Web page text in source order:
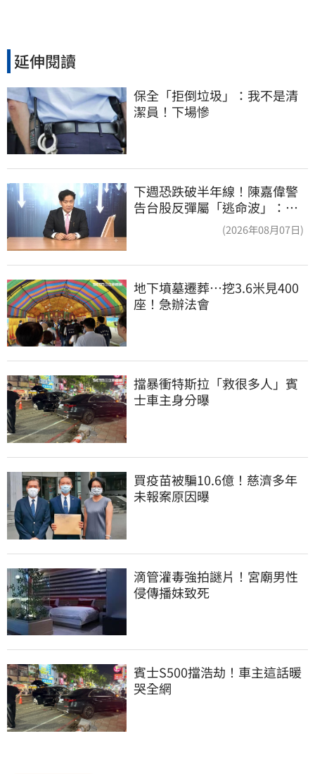
延伸閱讀
保全「拒倒垃圾」：我不是清
潔員！下場慘
下週恐跌破半年線！陳嘉偉警
告台股反彈屬「逃命波」：空
(2026年08月07日)
地下墳墓遷葬…挖3.6米見400
座！急辦法會
擋暴衝特斯拉「救很多人」賓
士車主身分曝
買疫苗被騙10.6億！慈濟多年
未報案原因曝
滴管灌毒強拍謎片！宮廟男性
侵傳播妹致死
賓士S500擋浩劫！車主這話暖
哭全網